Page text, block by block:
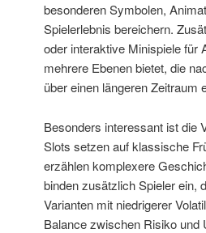
besonderen Symbolen,
Spielerlebnis bereichern.
oder interaktive Minispiele für
mehrere Ebenen bietet, die
über einen längeren Zeitraum
Besonders interessant ist die
Slots setzen auf klassische
erzählen komplexere
binden zusätzlich Spieler ein,
Varianten mit niedrigerer
Balance zwischen Risiko und